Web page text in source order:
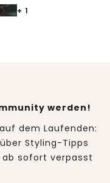
+ 1
werden!
dem Laufenden:
Styling-Tipps
ab sofort verpasst